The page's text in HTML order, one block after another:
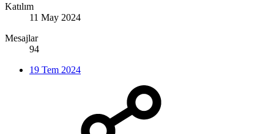
Katılım
11 May 2024
Mesajlar
94
19 Tem 2024